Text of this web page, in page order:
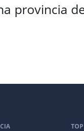
provincia